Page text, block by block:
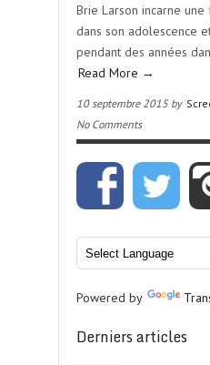
Brie Larson incarne
dans son adolescence
pendant des années
Read More →
10 septembre 2015 by
No Comments
Powered by
Derniers articles